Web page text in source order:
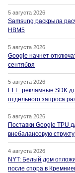
5 августа 2026
Samsung раскрыла
HBM5
5 августа 2026
Google начнет
сентября
5 августа 2026
EFF: рекламные SDK
отдельного запроса
5 августа 2026
Поставки Google TPU
внебалансовую
4 августа 2026
NYT: Белый дом
после спора в